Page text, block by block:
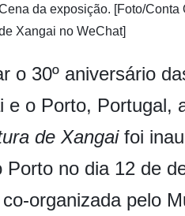
da exposição. [Foto/Conta
Xangai no WeChat]
o 30º aniversário
e o Porto, Portugal,
de Xangaifoi
Porto no dia 12 de
organizada pelo